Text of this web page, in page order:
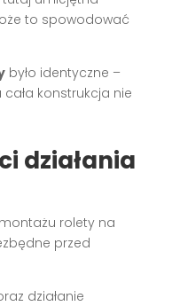
to spowodować
było identyczne –
konstrukcja nie
działania
rolety na
przed
działanie